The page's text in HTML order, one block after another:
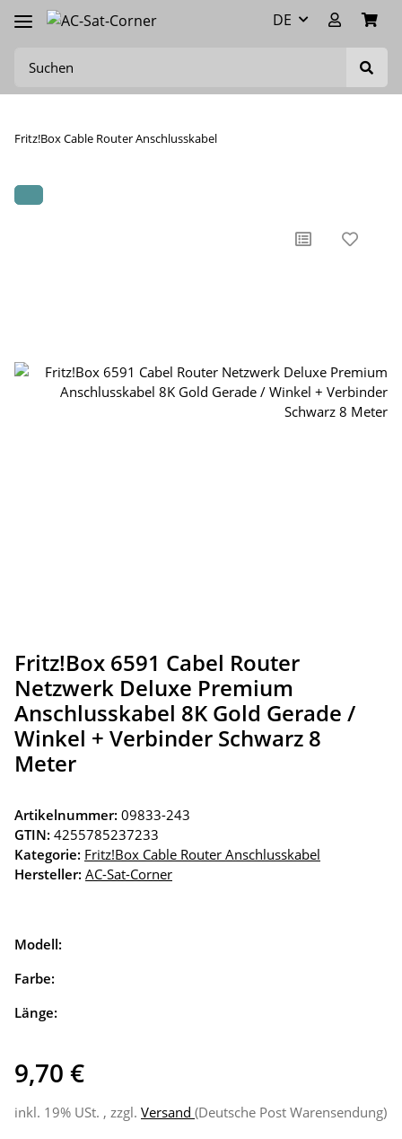
DE
Fritz!Box Cable Router Anschlusskabel
Fritz!Box 6591 Cabel Router
Netzwerk Deluxe Premium
Anschlusskabel 8K Gold Gerade /
Winkel + Verbinder Schwarz 8
Meter
Artikelnummer: 09833-243
GTIN: 4255785237233
Kategorie: Fritz!Box Cable Router Anschlusskabel
Hersteller: AC-Sat-Corner
Modell:
Farbe:
Länge:
9,70 €
inkl. 19% USt. , zzgl. Versand (Deutsche Post Warensendung)